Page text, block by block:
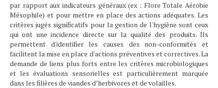
par rapport aux indicateurs généraux (ex : Flore Totale Aérobie
Mésophile) et pour mettre en place des actions adéquates. Les
critères jugés significatifs pour la gestion de l'hygiène sont ceux
qui ont une incidence directe sur la qualité des produits. Ils
permettent d'identifier les causes des non-conformités et
facilitent la mise en place d'actions préventives et correctives. La
demande de liens plus forts entre les critères microbiologiques
et les évaluations sensorielles est particulièrement marquée
dans les filières de viandes d’herbivores et de volailles.